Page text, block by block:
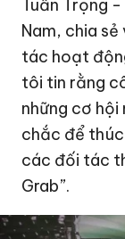
Tuấn Trọng
Nam, chia
tác hoạt
tôi tin rằng
những cơ
chắc để
các đối tác
Grab”.